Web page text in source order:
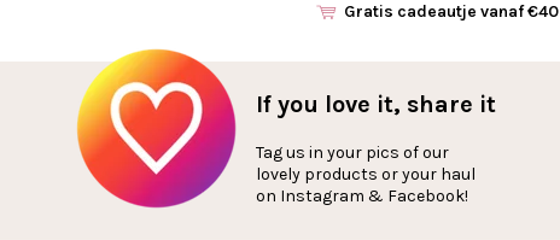
Gratis cadeautje vanaf €40
If you love it, share it
Tag us in your pics of our
lovely products or your haul
on Instagram & Facebook!